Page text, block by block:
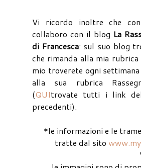
Vi ricordo inoltre che
collaboro con il blog La
di Francesca: sul suo blog
che rimanda alla mia rubrica
mio troverete ogni
alla sua rubrica
(QUItrovate tutti i link
precedenti).
*le informazioni e le
tratte dal sito